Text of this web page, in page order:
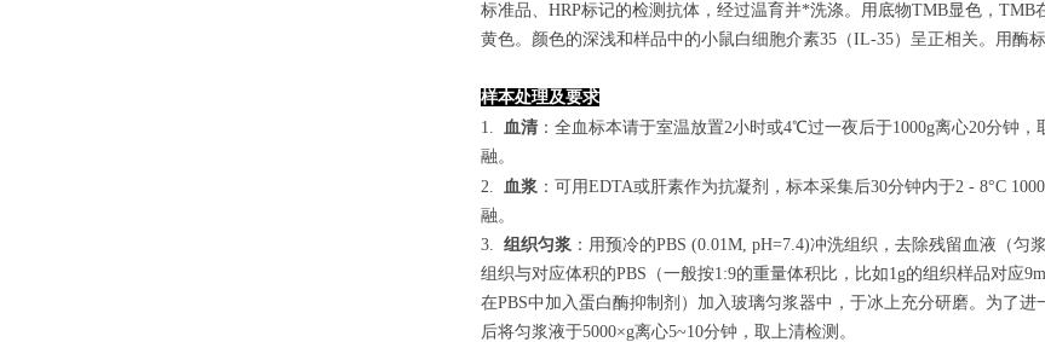
标准品、HRP标记的检测抗体，经过温育并*洗涤。用底物TMB显色，
黄色。颜色的深浅和样品中的小鼠白细胞介素35（IL-35）呈正相关。用酶
样本处理及要求
1. 血清 ：全血标本请于室温放置2小时或4℃过一夜后于1000g离心20分钟
融。
2. 血浆 ：可用EDTA或肝素作为抗凝剂，标本采集后30分钟内于2 - 8°C
融。
3. 组织匀浆 ：用预冷的PBS (0.01M, pH=7.4)冲洗组织，去除残留血液（
组织与对应体积的PBS（一般按1:9的重量体积比，比如1g的组织样品对应
在PBS中加入蛋白酶抑制剂）加入玻璃匀浆器中，于冰上充分研磨。为了
后将匀浆液于5000×g离心5~10分钟，取上清检测。